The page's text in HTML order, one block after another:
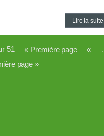
Lire la suite
51 « Première page «
page »